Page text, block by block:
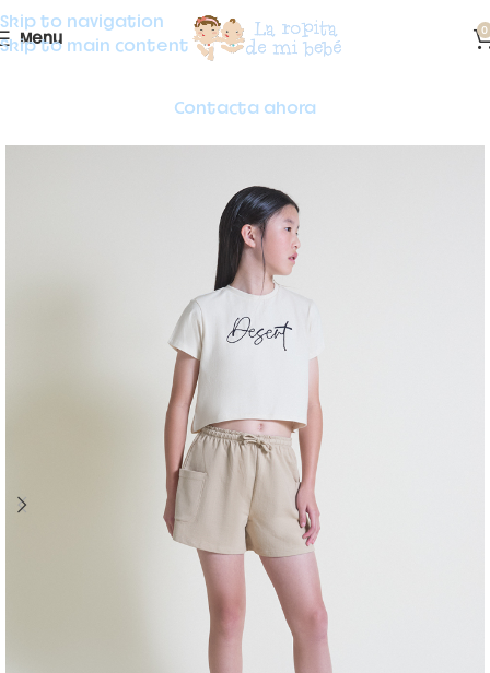
Skip to navigation
Skip to main content
Menu 0
Contacta ahora